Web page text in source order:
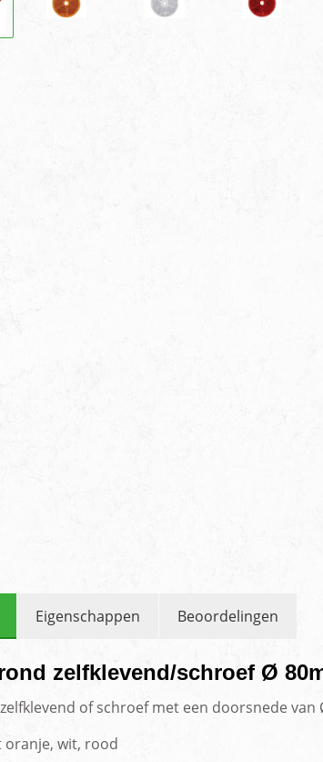
Eigenschappen Beoordelingen
zelfklevend/schroef Ø
of schroef met een doorsnede van
oranje, wit, rood